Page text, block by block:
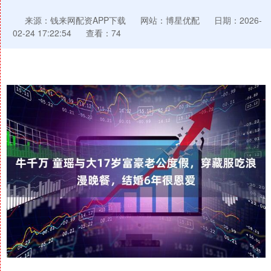
来源：钱来网配资APP下载 网站：博星优配
日期：2026-
02-24 17:22:54
查看：74